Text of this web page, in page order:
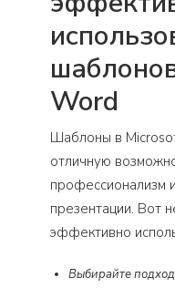
Word
Шаблоны в
отличную
профессионализм
презентации. Вот
эффективно
Выбирайте